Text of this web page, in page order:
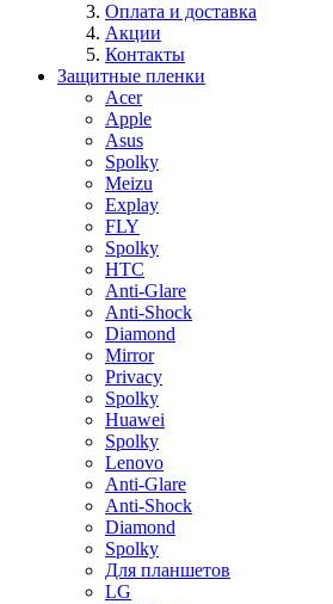
Оплата и доставка
Акции
Контакты
Защитные пленки
Acer
Apple
Asus
Spolky
Meizu
Explay
FLY
Spolky
HTC
Anti-Glare
Anti-Shock
Diamond
Mirror
Privacy
Spolky
Huawei
Spolky
Lenovo
Anti-Glare
Anti-Shock
Diamond
Spolky
Для планшетов
LG